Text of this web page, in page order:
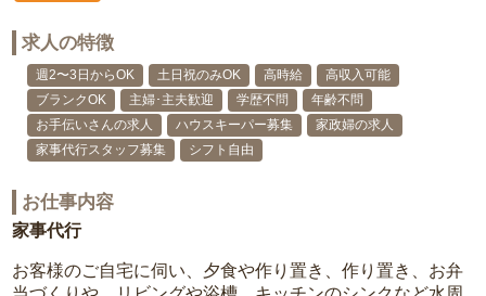
求人の特徴
週2〜3日からOK 土日祝のみOK 高時給
高収入可能
ブランクOK
主婦･主夫歓迎 学歴不問
年齢不問
お手伝いさんの求人
ハウスキーパー募集
家政婦の求人
家事代行スタッフ募集
シフト自由
お仕事内容
家事代行
お客様のご自宅に伺い、夕食や作り置き、作り置き、お弁